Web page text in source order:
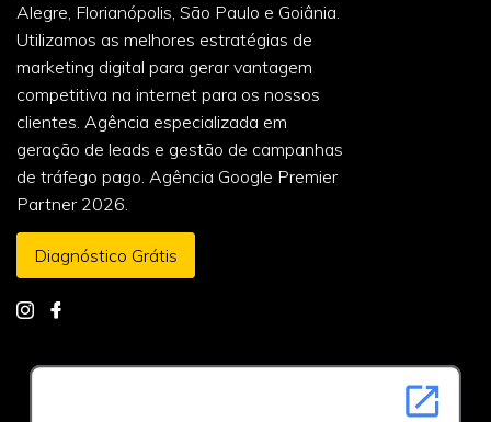
Alegre, Florianópolis, São Paulo e Goiânia.
Utilizamos as melhores estratégias de
marketing digital para gerar vantagem
competitiva na internet para os nossos
clientes. Agência especializada em
geração de leads e gestão de campanhas
de tráfego pago. Agência Google Premier
Partner 2026.
Diagnóstico Grátis